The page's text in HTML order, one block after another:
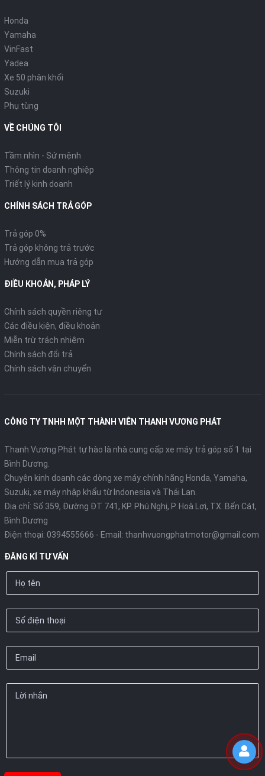
Honda
Yamaha
VinFast
Yadea
Xe 50 phân khối
Suzuki
Phụ tùng
VỀ CHÚNG TÔI
Tầm nhìn - Sứ mệnh
Thông tin doanh nghiệp
Triết lý kinh doanh
CHÍNH SÁCH TRẢ GÓP
Trả góp 0%
Trả góp không trả trước
Hướng dẫn mua trả góp
ĐIỀU KHOẢN, PHÁP LÝ
Chính sách quyền riêng tư
Các điều kiện, điều khoản
Miễn trừ trách nhiệm
Chính sách đổi trả
Chính sách vận chuyển
CÔNG TY TNHH MỘT THÀNH VIÊN THANH VƯƠNG PHÁT
Thanh Vương Phát tự hào là nhà cung cấp xe máy trả góp số 1 tại
Bình Dương.
Chuyên kinh doanh các dòng xe máy chính hãng Honda, Yamaha,
Suzuki, xe máy nhập khẩu từ Indonesia và Thái Lan.
Địa chỉ: Số 359, Đường ĐT 741, KP. Phú Nghị, P. Hoà Lợi, TX. Bến Cát,
Bình Dương
Điện thoại: 0394555666 - Email: thanhvuongphatmotor@gmail.com
ĐĂNG KÍ TƯ VẤN